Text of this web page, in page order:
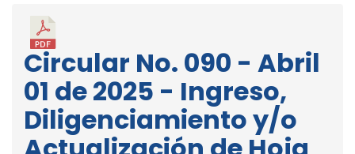
Circular No. 090 - Abril
01 de 2025 - Ingreso,
Diligenciamiento y/o